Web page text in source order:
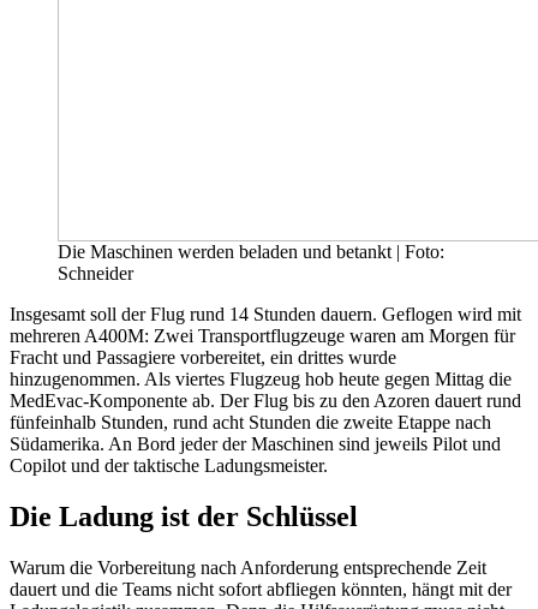
Die Maschinen werden beladen und betankt | Foto:
Schneider
Insgesamt soll der Flug rund 14 Stunden dauern. Geflogen wird mit
mehreren A400M: Zwei Transportflugzeuge waren am Morgen für
Fracht und Passagiere vorbereitet, ein drittes wurde
hinzugenommen. Als viertes Flugzeug hob heute gegen Mittag die
MedEvac-Komponente ab. Der Flug bis zu den Azoren dauert rund
fünfeinhalb Stunden, rund acht Stunden die zweite Etappe nach
Südamerika. An Bord jeder der Maschinen sind jeweils Pilot und
Copilot und der taktische Ladungsmeister.
Die Ladung ist der Schlüssel
Warum die Vorbereitung nach Anforderung entsprechende Zeit
dauert und die Teams nicht sofort abfliegen könnten, hängt mit der